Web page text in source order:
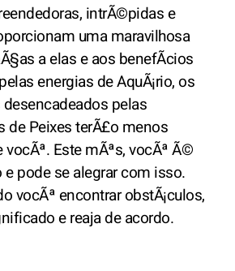
intrÃ©pidas e
uma maravilhosa
a elas e aos benefÃ­cios
energias de AquÃ¡rio, os
pelas
de Peixes terÃ£o menos
Este mÃªs, vocÃª Ã©
pode se alegrar com isso.
vocÃª encontrar obstÃ¡culos,
e reaja de acordo.